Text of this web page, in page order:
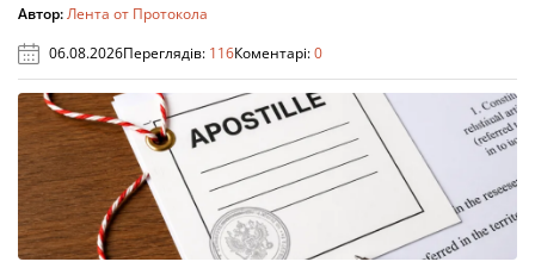
Автор:Лента от Протокола
06.08.2026Переглядів: 116Коментарі:0